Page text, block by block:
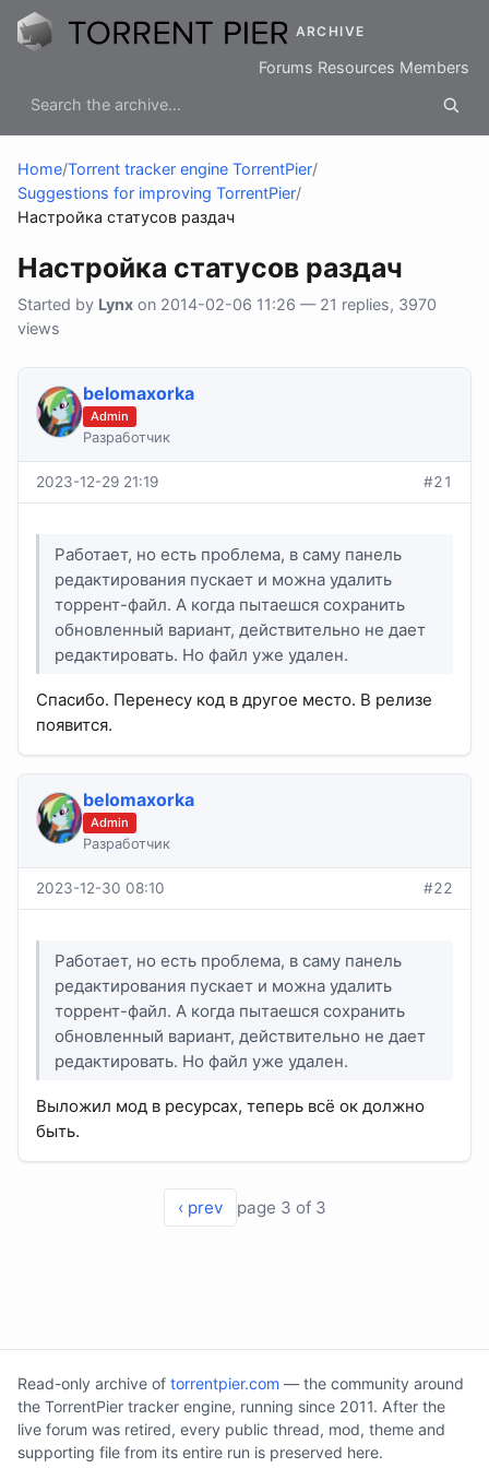
ARCHIVE
Forums Resources Members
Home/Torrent tracker engine TorrentPier/
Suggestions for improving TorrentPier/
Настройка статусов раздач
Настройка статусов раздач
Started by Lynx on 2014-02-06 11:26 — 21 replies, 3970
views
belomaxorka
Admin
Разработчик
2023-12-29 21:19 #21
Работает, но есть проблема, в саму панель
редактирования пускает и можна удалить
торрент-файл. А когда пытаешся сохранить
обновленный вариант, действительно не дает
редактировать. Но файл уже удален.
Спасибо. Перенесу код в другое место. В релизе
появится.
belomaxorka
Admin
Разработчик
2023-12-30 08:10 #22
Работает, но есть проблема, в саму панель
редактирования пускает и можна удалить
торрент-файл. А когда пытаешся сохранить
обновленный вариант, действительно не дает
редактировать. Но файл уже удален.
Выложил мод в ресурсах, теперь всё ок должно
быть.
‹ prev page 3 of 3
Read-only archive of torrentpier.com — the community around
the TorrentPier tracker engine, running since 2011. After the
live forum was retired, every public thread, mod, theme and
supporting file from its entire run is preserved here.